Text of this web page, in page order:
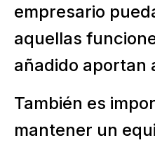
empresario
aquellas
añadido aportan
También es
mantener un